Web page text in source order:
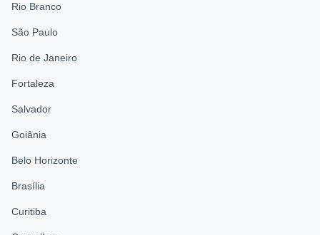
Rio Branco
São Paulo
Rio de Janeiro
Fortaleza
Salvador
Goiânia
Belo Horizonte
Brasília
Curitiba